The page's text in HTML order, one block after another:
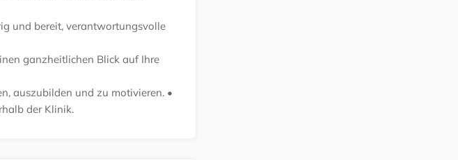
und bereit, verantwortungsvolle
ganzheitlichen Blick auf Ihre
auszubilden und zu motivieren. •
der Klinik.